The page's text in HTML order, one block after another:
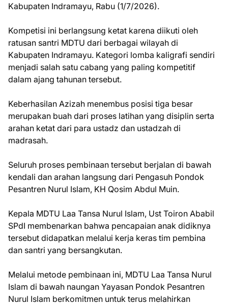
Kabupaten Indramayu, Rabu (1/7/2026).
Kompetisi ini berlangsung ketat karena diikuti oleh
ratusan santri MDTU dari berbagai wilayah di
Kabupaten Indramayu. Kategori lomba kaligrafi sendiri
menjadi salah satu cabang yang paling kompetitif
dalam ajang tahunan tersebut.
Keberhasilan Azizah menembus posisi tiga besar
merupakan buah dari proses latihan yang disiplin serta
arahan ketat dari para ustadz dan ustadzah di
madrasah.
Seluruh proses pembinaan tersebut berjalan di bawah
kendali dan arahan langsung dari Pengasuh Pondok
Pesantren Nurul Islam, KH Qosim Abdul Muin.
Kepala MDTU Laa Tansa Nurul Islam, Ust Toiron Ababil
SPdI membenarkan bahwa pencapaian anak didiknya
tersebut didapatkan melalui kerja keras tim pembina
dan santri yang bersangkutan.
Melalui metode pembinaan ini, MDTU Laa Tansa Nurul
Islam di bawah naungan Yayasan Pondok Pesantren
Nurul Islam berkomitmen untuk terus melahirkan